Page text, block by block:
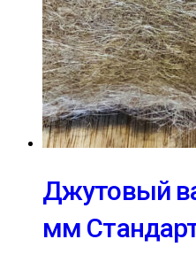
Джутовый
мм